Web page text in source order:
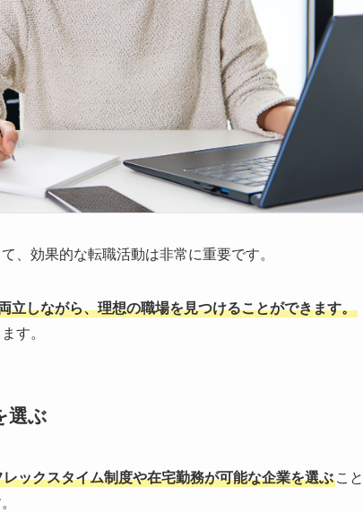
、効果的な転職活動は非常に重要です。
立しながら、理想の職場を見つけることができます。
す。
選ぶ
レックスタイム制度や在宅勤務が可能な企業を選ぶ こと